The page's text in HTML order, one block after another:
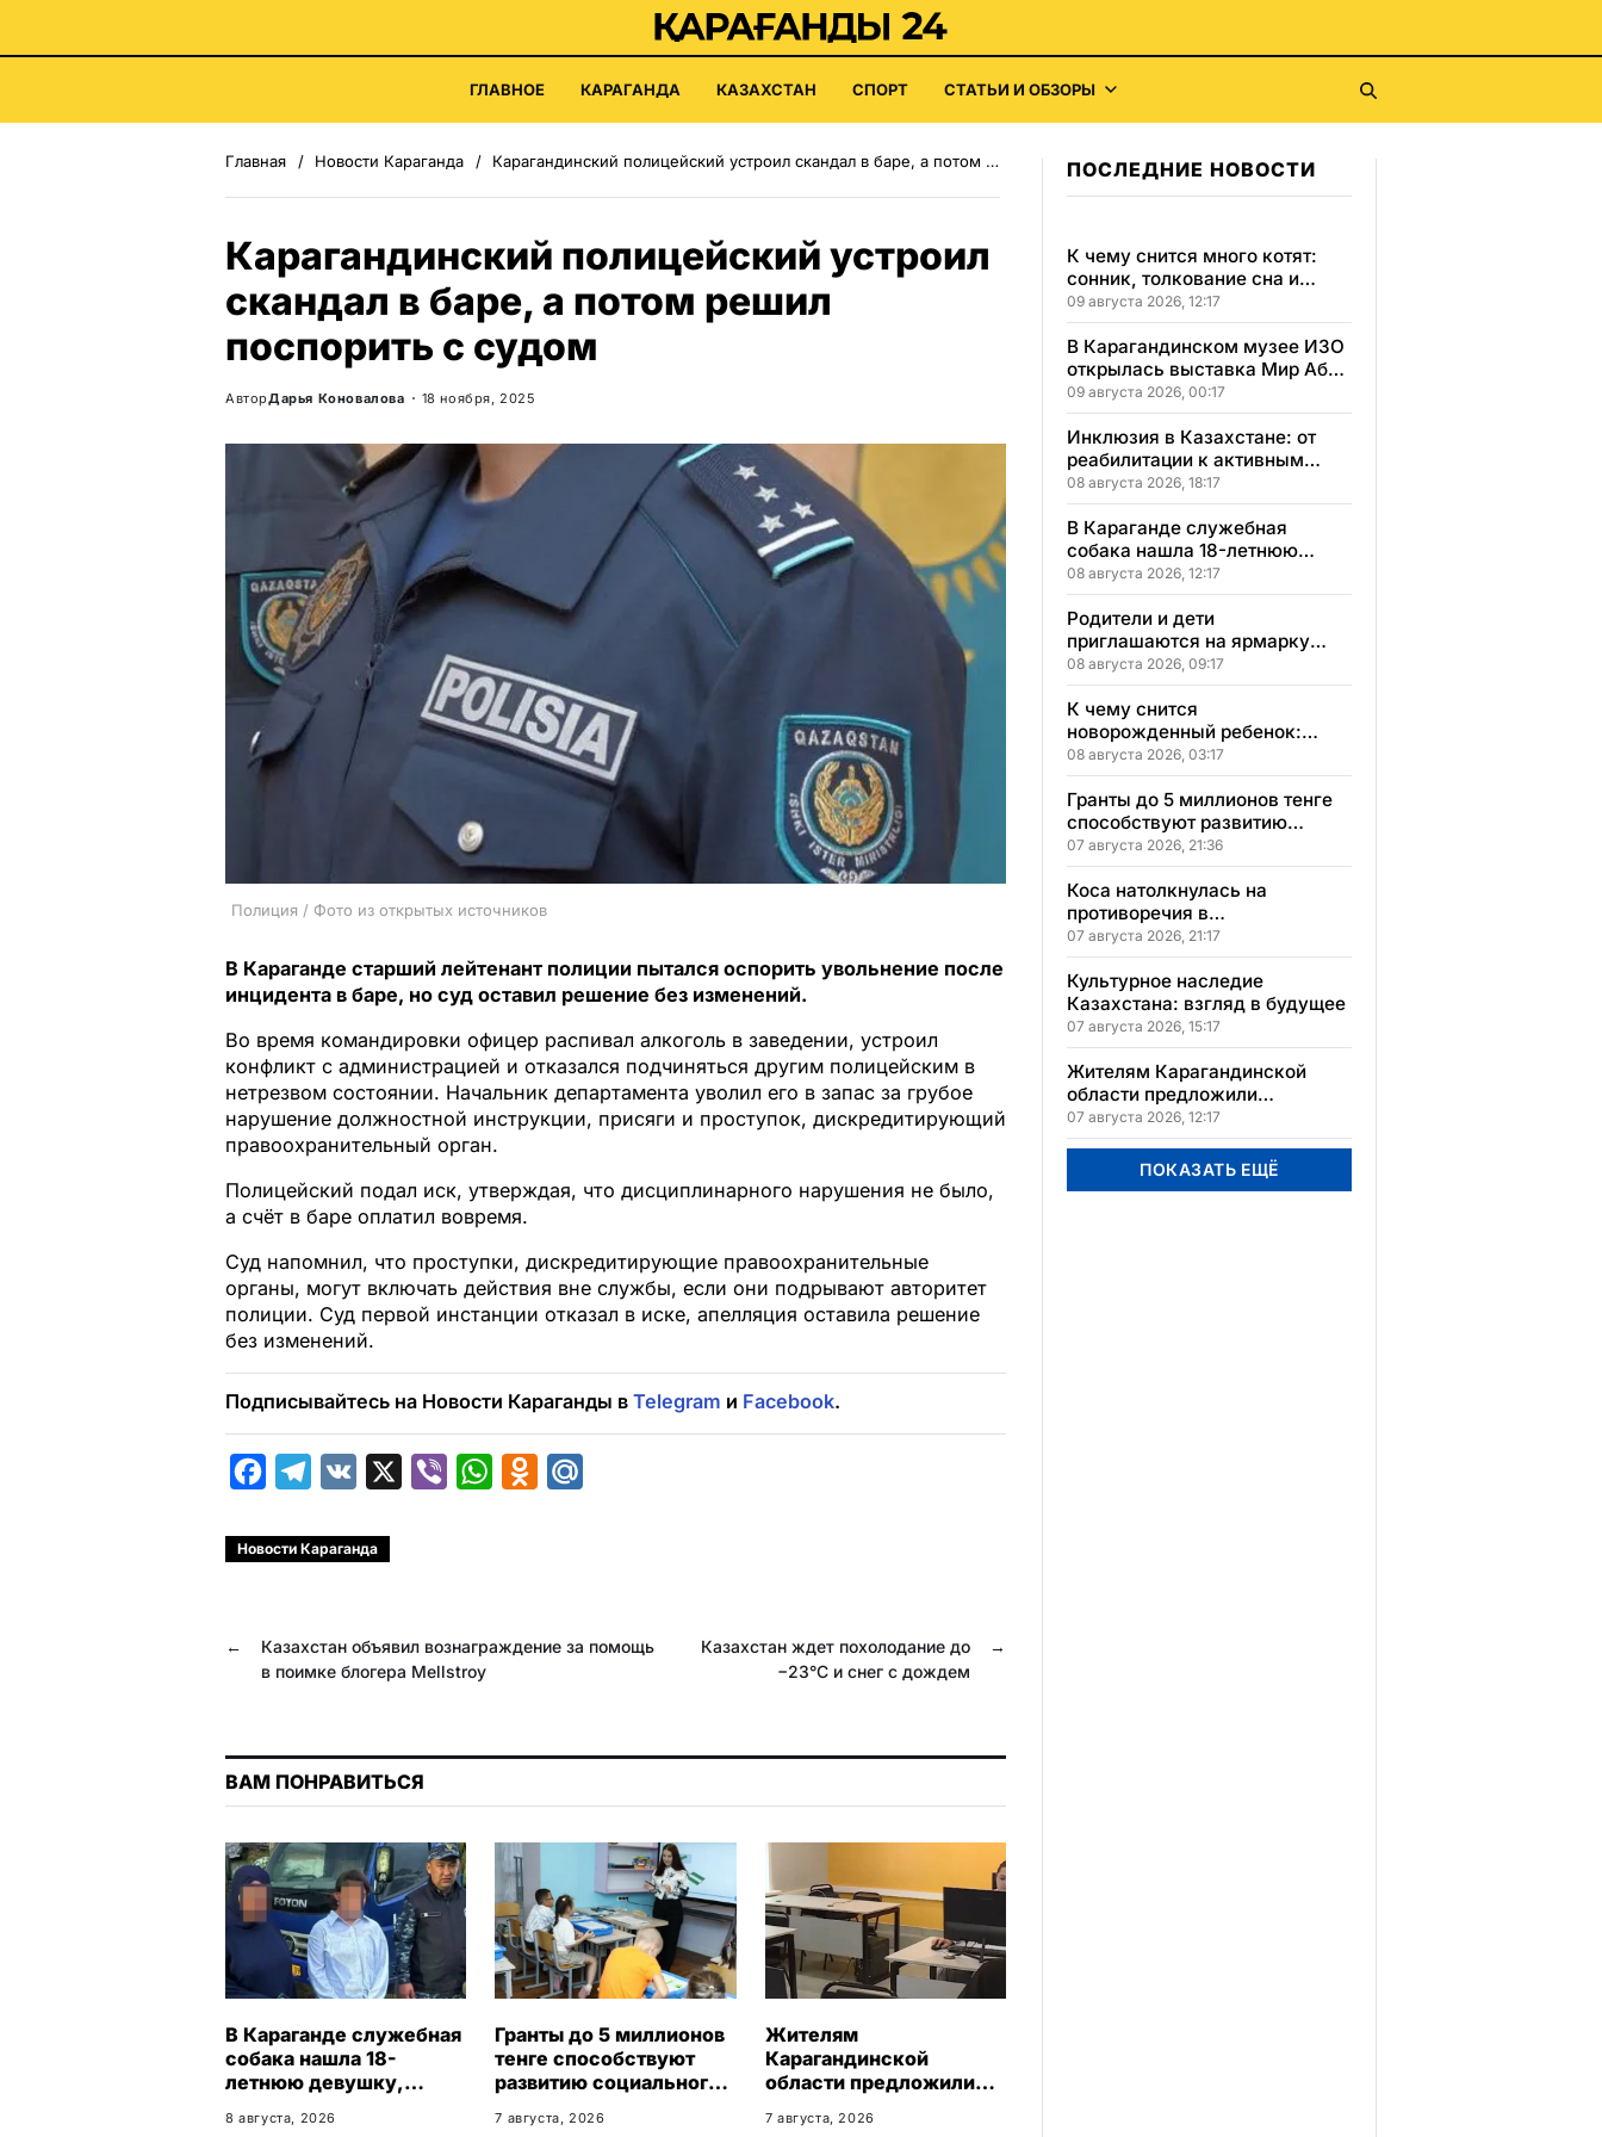
ГЛАВНОЕ КАРАГАНДА КАЗАХСТАН СПОРТ СТАТЬИ И ОБЗОРЫ
Главная Новости Караганда Карагандинский полицейский устроил скандал в баре, а потом решил поспорить с судом
Карагандинский полицейский устроил
скандал в баре, а потом решил
поспорить с судом
АвторДарья Коновалова 18 ноября, 2025
Полиция / Фото из открытых источников
В Караганде старший лейтенант полиции пытался оспорить увольнение после
инцидента в баре, но суд оставил решение без изменений.
Во время командировки офицер распивал алкоголь в заведении, устроил
конфликт с администрацией и отказался подчиняться другим полицейским в
нетрезвом состоянии. Начальник департамента уволил его в запас за грубое
нарушение должностной инструкции, присяги и проступок, дискредитирующий
правоохранительный орган.
Полицейский подал иск, утверждая, что дисциплинарного нарушения не было,
а счёт в баре оплатил вовремя.
Суд напомнил, что проступки, дискредитирующие правоохранительные
органы, могут включать действия вне службы, если они подрывают авторитет
полиции. Суд первой инстанции отказал в иске, апелляция оставила решение
без изменений.
Подписывайтесь на Новости Караганды в Telegram и Facebook.
c
o
o
l
r
a
W
A
l
s
i
R
Новости Караганда
←
Казахстан объявил вознаграждение за помощь
в поимке блогера Mellstroy
→
Казахстан ждет похолодание до
−23°C и снег с дождем
ВАМ ПОНРАВИТЬСЯ
В Караганде служебная
собака нашла 18-
летнюю девушку,
свидания
8 августа, 2026
Гранты до 5 миллионов
тенге способствуют
развитию социального
Карагандинской
7 августа, 2026
Жителям
Карагандинской
области предложили
гарантией
7 августа, 2026
ПОСЛЕДНИЕ НОВОСТИ
К чему снится много котят:
сонник, толкование сна и
значение сна для вашей
жизни
09 августа 2026, 12:17
В Карагандинском музее ИЗО
открылась выставка Мир Абая
в красках и образах
09 августа 2026, 00:17
Инклюзия в Казахстане: от
реабилитации к активным
победам и самостоятельности
08 августа 2026, 18:17
В Караганде служебная
собака нашла 18-летнюю
девушку, пропавшую после
свидания
08 августа 2026, 12:17
Родители и дети
приглашаются на ярмарку
школьной одежды в
Казахстане
08 августа 2026, 09:17
К чему снится
новорожденный ребенок:
сонник, толкование и
значение сна
08 августа 2026, 03:17
Гранты до 5 миллионов тенге
способствуют развитию
социального бизнеса в
Карагандинской области
07 августа 2026, 21:36
Коса натолкнулась на
противоречия в
Карагандинской области
07 августа 2026, 21:17
Культурное наследие
Казахстана: взгляд в будущее
07 августа 2026, 15:17
Жителям Карагандинской
области предложили
бесплатное обучение с
гарантией трудоустройства
07 августа 2026, 12:17
ПОКАЗАТЬ ЕЩЁ